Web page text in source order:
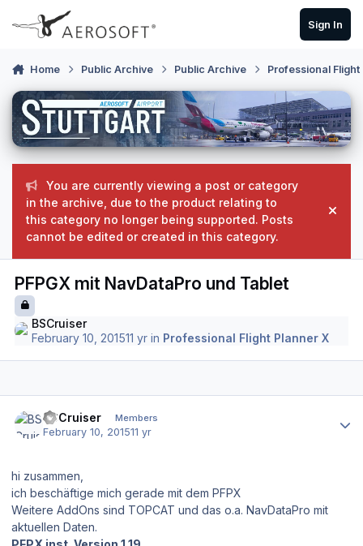
Skip to content
Sign In
Home Public Archive Public Archive Professional Flight
You are currently viewing a post or category
in the archive, due to the product relating to
this category no longer being supported. Posts
cannot be edited or created in this category.
Hide
PFPGX mit NavDataPro und Tablet
BSCruiser
February 10, 201511 yr in Professional Flight Planner X
BSCruiser Members
February 10, 201511 yr
hi zusammen,
ich beschäftige mich gerade mit dem PFPX
Weitere AddOns sind TOPCAT und das o.a. NavDataPro mit
aktuellen Daten.